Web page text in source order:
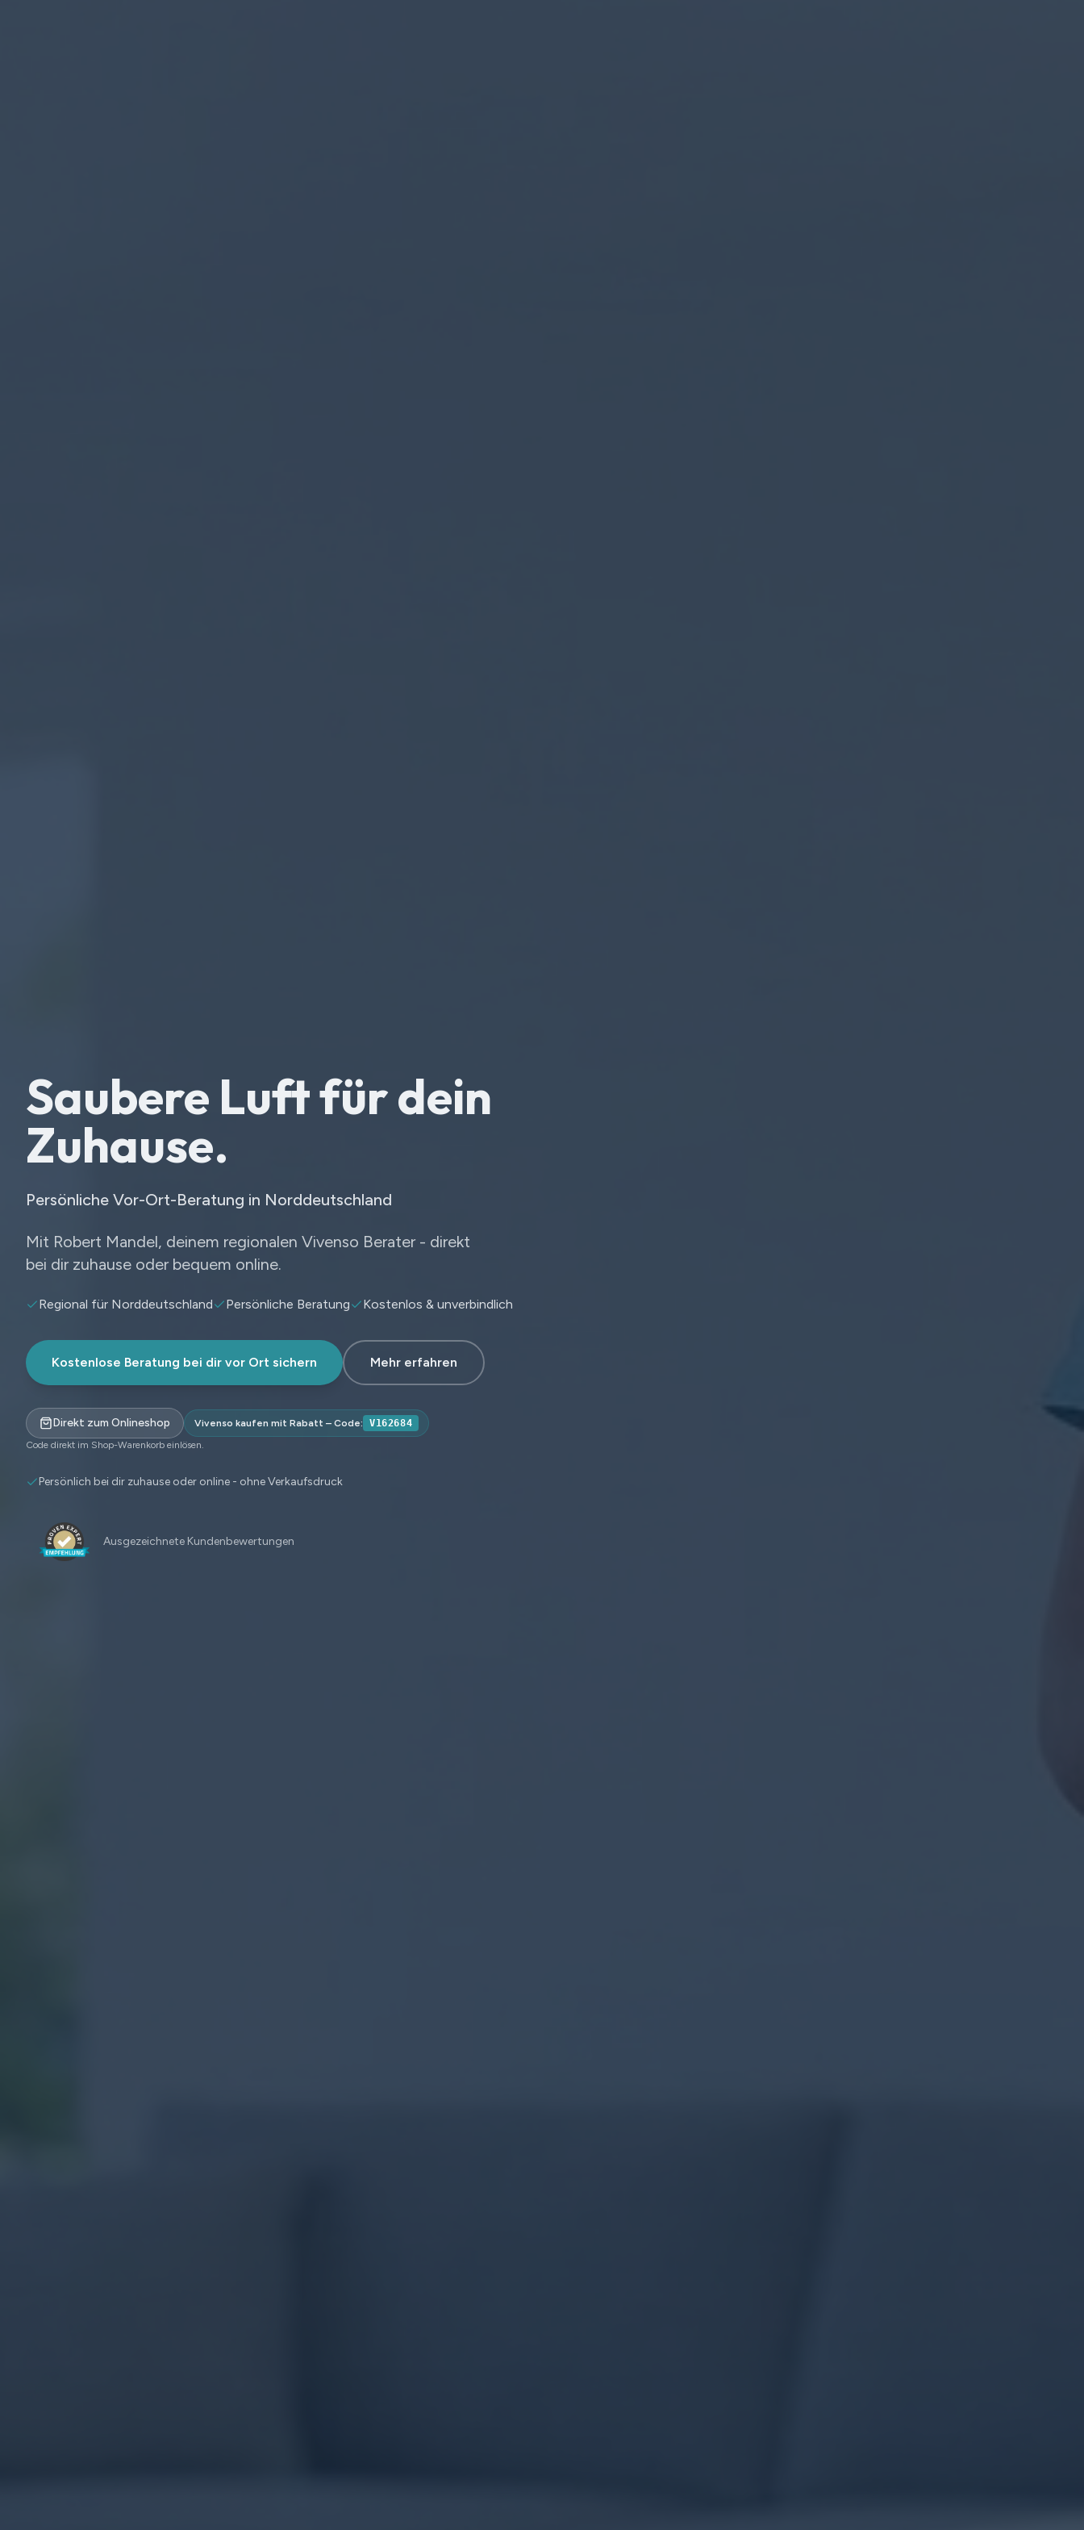
Saubere Luft für dein
Zuhause.
Persönliche Vor-Ort-Beratung in Norddeutschland
Mit Robert Mandel, deinem regionalen Vivenso Berater - direkt
bei dir zuhause oder bequem online.
Regional für Norddeutschland Persönliche Beratung Kostenlos & unverbindlich
Kostenlose Beratung bei dir vor Ort sichern Mehr erfahren
Direkt zum Onlineshop Vivenso kaufen mit Rabatt – Code:
V162684
Code direkt im Shop-Warenkorb einlösen.
Persönlich bei dir zuhause oder online - ohne Verkaufsdruck
Ausgezeichnete Kundenbewertungen